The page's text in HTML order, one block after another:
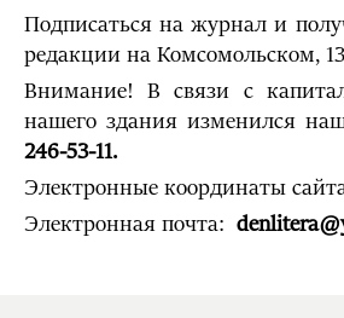
Подписаться на журнал и
редакции на Комсомольском,
Внимание! В связи с
нашего здания изменился
246-53-11.
Электронные координаты
Электронная почта: